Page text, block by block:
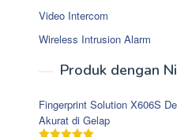
Video Intercom
Wireless Intrusion Alarm
Produk dengan
Fingerprint Solution X606S
Akurat di Gelap